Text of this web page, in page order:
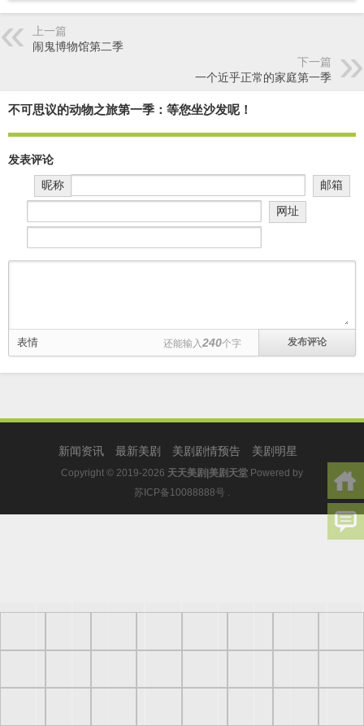
上一篇
闹鬼博物馆第二季
下一篇
一个近乎正常的家庭第一季
不可思议的动物之旅第一季：等您坐沙发呢！
发表评论
昵称
邮箱
网址
表情 还能输入 240个字
新闻资讯 最新美剧 美剧剧情预告 美剧明星
Copyright © 2019-2026 天天美剧|美剧天堂 Powered by
苏ICP备10088888号 .